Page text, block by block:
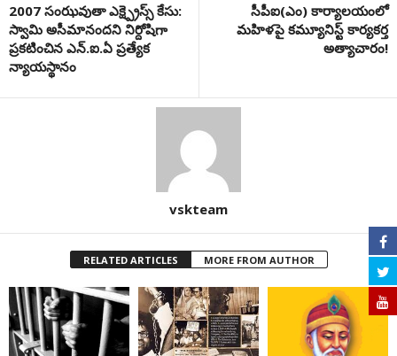
2007 సంఝవుతా ఎక్ష్ప్రెస్స్ కేసు:
స్వామి అసీమానందని నిర్దోషిగా
ప్రకటించిన ఎన్.ఐ.ఏ ప్రత్యేక
న్యాయస్థానం
సీపీఐ(ఎం) కార్యాలయంలో
మహిళపై కమ్యూనిస్ట్ కార్యకర్త
అత్యాచారం!
vskteam
RELATED ARTICLES MORE FROM AUTHOR